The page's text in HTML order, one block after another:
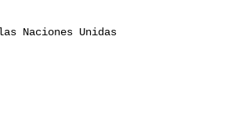
Naciones Unidas